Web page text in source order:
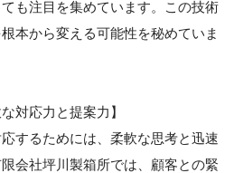
も注目を集めています。この技術
本から変える可能性を秘めていま
対応力と提案力】
するためには、柔軟な思考と迅速
会社坪川製箱所では、顧客との緊